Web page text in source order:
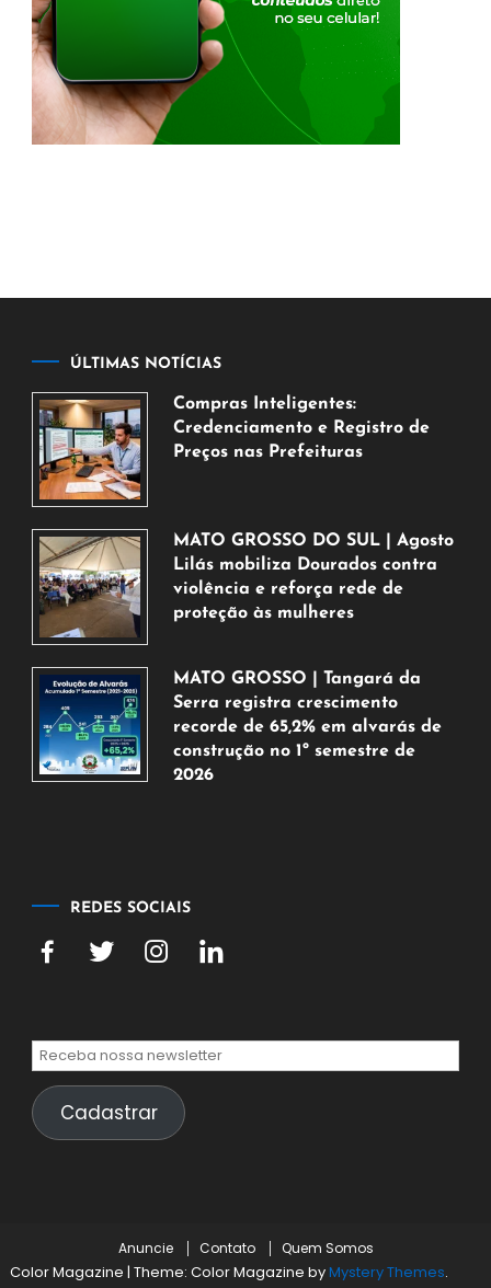
ÚLTIMAS NOTÍCIAS
Compras Inteligentes:
Credenciamento e Registro de
Preços nas Prefeituras
agosto
de
2026
MATO GROSSO DO SUL | Agosto
Lilás mobiliza Dourados contra
violência e reforça rede de
proteção às mulheres
de
agosto
de
2026
MATO GROSSO | Tangará da
Serra registra crescimento
recorde de 65,2% em alvarás de
construção no 1º semestre de
2026
2026
REDES SOCIAIS
Cadastrar
Anuncie Contato Quem Somos
Color Magazine | Theme: Color Magazine byMystery Themes.